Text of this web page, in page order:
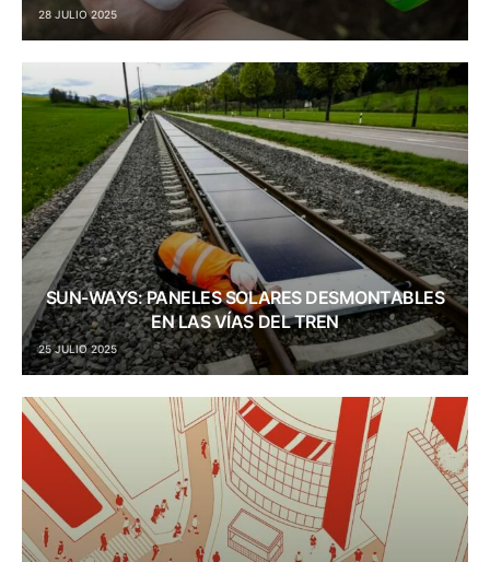
28 JULIO 2025
SUN-WAYS: PANELES SOLARES DESMONTABLES
EN LAS VÍAS DEL TREN
25 JULIO 2025